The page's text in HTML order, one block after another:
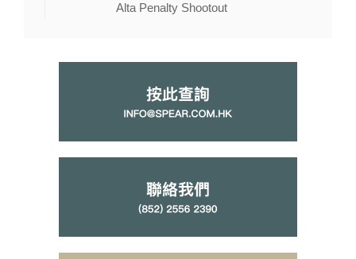
Alta Penalty Shootout